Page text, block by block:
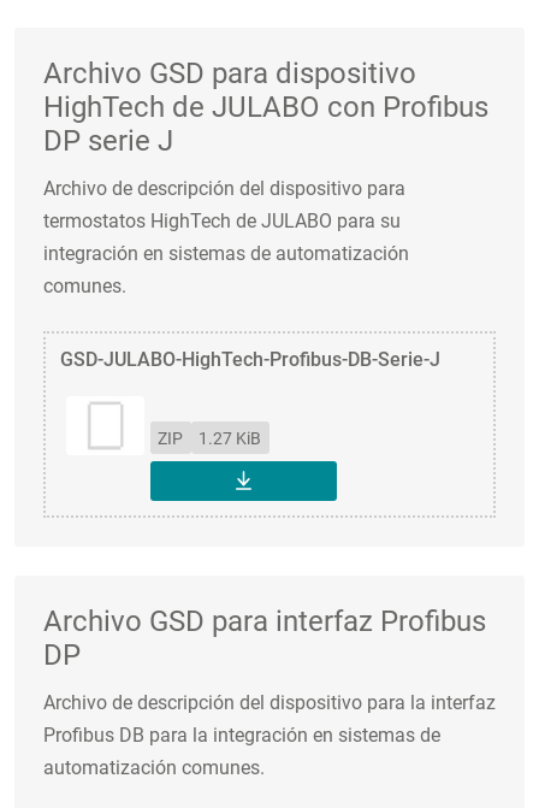
Archivo GSD para dispositivo
HighTech de JULABO con Profibus
DP serie J
Archivo de descripción del dispositivo para
termostatos HighTech de JULABO para su
integración en sistemas de automatización
comunes.
GSD-JULABO-HighTech-Profibus-DB-Serie-J
ZIP 1.27 KiB
DESCARGAR
Archivo GSD para interfaz Profibus
DP
Archivo de descripción del dispositivo para la interfaz
Profibus DB para la integración en sistemas de
automatización comunes.